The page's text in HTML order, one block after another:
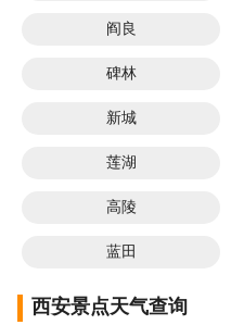
阎良
碑林
新城
莲湖
高陵
蓝田
西安景点天气查询